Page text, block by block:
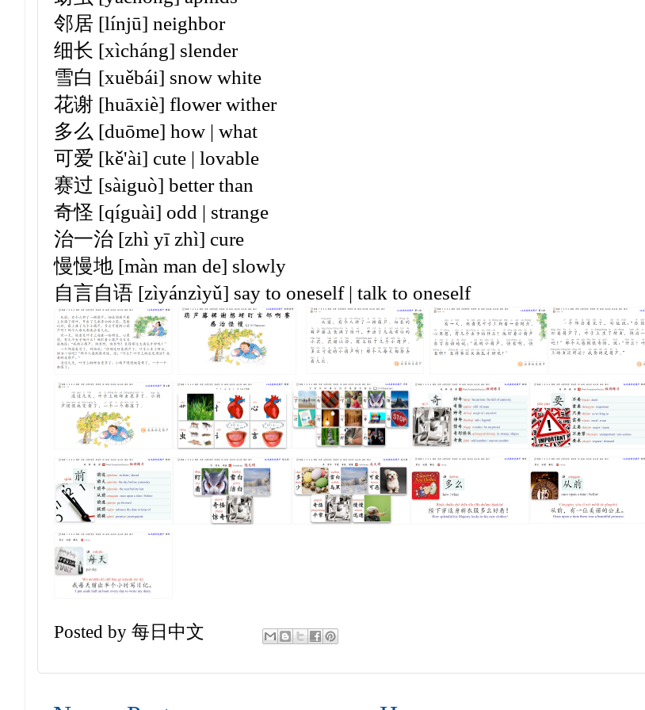
邻居 [línjū] neighbor
细长 [xìcháng] slender
雪白 [xuěbái] snow white
花谢 [huāxiè] flower wither
多么 [duōme] how | what
可爱 [kě'ài] cute | lovable
赛过 [sàiguò] better than
奇怪 [qíguài] odd | strange
治一治 [zhì yī zhì] cure
慢慢地 [màn man de] slowly
自言自语 [zìyánzìyǔ] say to oneself | talk to oneself
Posted by 每日中文